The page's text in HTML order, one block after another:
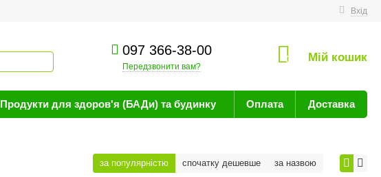
Вхід
097 366-38-00
Передзвонити вам?
0 Мій кошик
Продукти для здоров'я (БАДи) та будинку Оплата Доставка
за популярністю спочатку дешевше за назвою